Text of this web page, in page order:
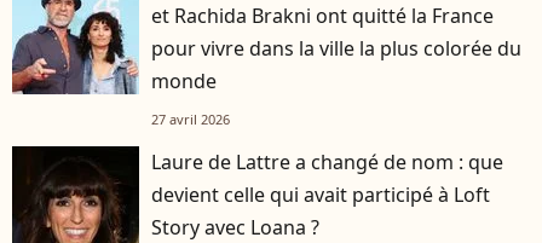
et Rachida Brakni ont quitté la France
pour vivre dans la ville la plus colorée du
monde
27 avril 2026
Laure de Lattre a changé de nom : que
devient celle qui avait participé à Loft
Story avec Loana ?